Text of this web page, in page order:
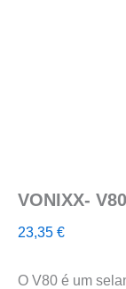
VONIXX-
23,35 €
O V80 é um